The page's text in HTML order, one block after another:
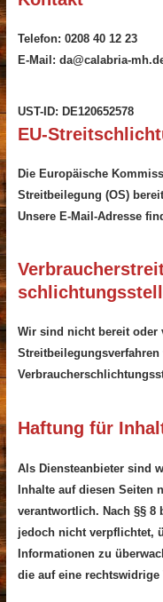
Telefon: 0208 40 12 23
E-Mail: da@calabria-
UST-ID: DE120652578
EU-
Die Europäische
Streitbeilegung (OS)
Unsere E-Mail-Adresse
Wir sind nicht bereit oder
Streitbeilegungsverfahren
Haftung für
Als Diensteanbieter sind
Inhalte auf diesen Seiten
verantwortlich. Nach §§ 8
jedoch nicht verpflichtet,
Informationen zu
die auf eine